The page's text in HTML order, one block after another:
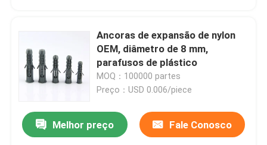
Ancoras de expansão de nylon
OEM, diâmetro de 8 mm,
parafusos de plástico
MOQ：100000 partes
Preço：USD 0.006/piece
Melhor preço Fale Conosco